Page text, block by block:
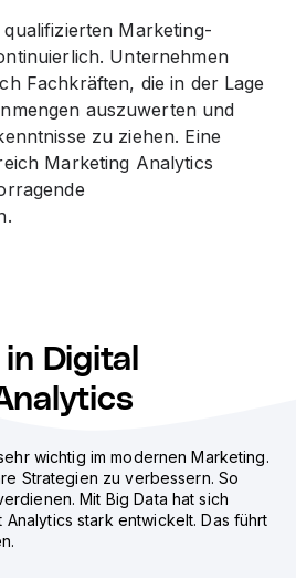
Marketing-
Unternehmen
Fachkräften, die in der Lage
auszuwerten und
zu ziehen. Eine
Marketing Analytics
Digital
wichtig im modernen Marketing.
Strategien zu verbessern. So
Mit Big Data hat sich
Analytics stark entwickelt. Das führt